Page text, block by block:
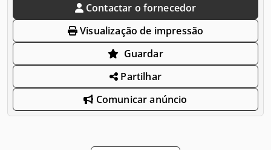
Contactar o fornecedor
Visualização de impressão
Guardar
Partilhar
Comunicar anúncio